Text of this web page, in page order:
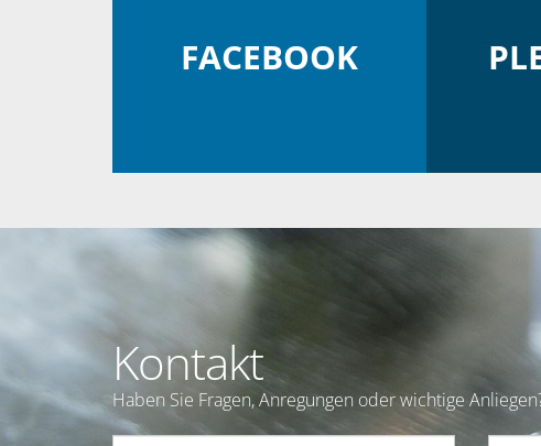
FACEBOOK
Kontakt
Haben Sie Fragen, Anregungen oder wichtige